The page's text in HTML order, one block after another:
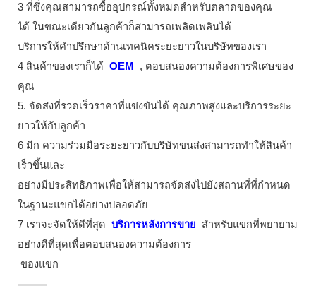
3 ที่ซึ่งคุณสามารถซื้ออุปกรณ์ทั้งหมดสำหรับตลาดของคุณ
ได้ ในขณะเดียวกันลูกค้าก็สามารถเพลิดเพลินได้
บริการให้คำปรึกษาด้านเทคนิคระยะยาวในบริษัทของเรา
4 สินค้าของเราก็ได้ OEM
, ตอบสนองความต้องการพิเศษของ
คุณ
5. จัดส่งที่รวดเร็วราคาที่แข่งขันได้ คุณภาพสูงและบริการระยะ
ยาวให้กับลูกค้า
6 มีก ความร่วมมือระยะยาวกับบริษัทขนส่งสามารถทำให้สินค้า
เร็วขึ้นและ
อย่างมีประสิทธิภาพเพื่อให้สามารถจัดส่งไปยังสถานที่ที่กำหนด
ในฐานะแขกได้อย่างปลอดภัย
7 เราจะจัดให้ดีที่สุด บริการหลังการขาย
สำหรับแขกที่พยายาม
อย่างดีที่สุดเพื่อตอบสนองความต้องการ
ของแขก